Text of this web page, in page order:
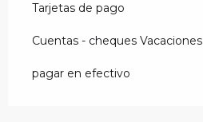
Tarjetas de pago
Cuentas - cheques Vacaciones
pagar en efectivo